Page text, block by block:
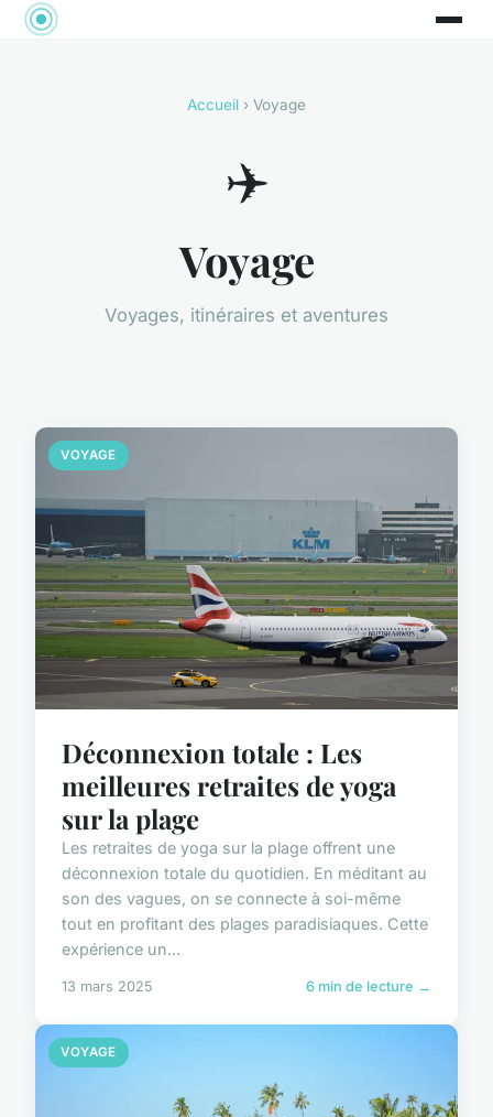
Accueil › Voyage
✈️
Voyage
Voyages, itinéraires et aventures
VOYAGE
Déconnexion totale : Les
meilleures retraites de yoga
sur la plage
Les retraites de yoga sur la plage offrent une
déconnexion totale du quotidien. En méditant au
son des vagues, on se connecte à soi-même
tout en profitant des plages paradisiaques. Cette
expérience un...
13 mars 2025 6 min de lecture →
VOYAGE